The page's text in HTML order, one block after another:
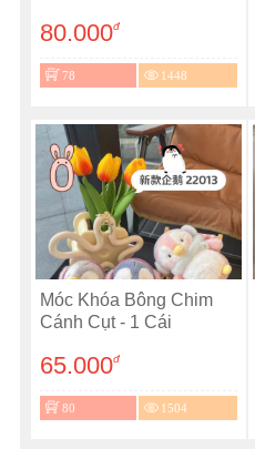
80.000đ
78 1448
Móc Khóa Bông Chim
Cánh Cụt - 1 Cái
65.000đ
80 1504